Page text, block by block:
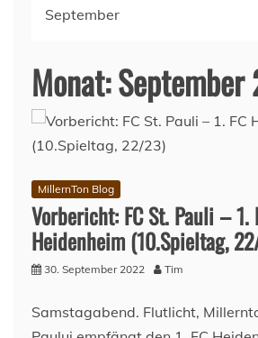
September
Monat:
MillernTon Blog
Vorbericht: FC St. Pauli – 1.
Heidenheim (10.Spieltag,
30. September 2022 Tim
Samstagabend. Flutlicht,